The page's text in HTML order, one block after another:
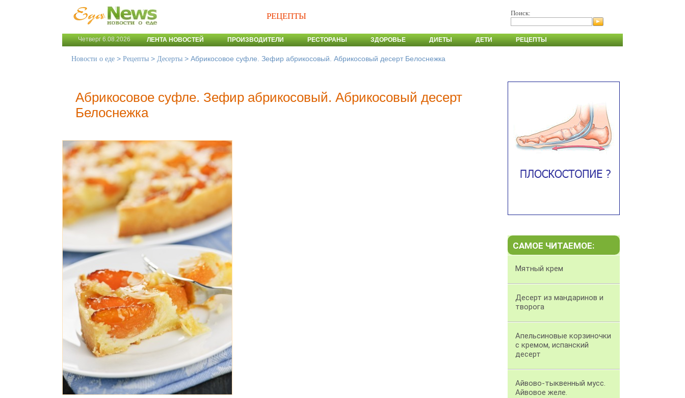
РЕЦЕПТЫ Поиск:
Четверг 6.08.2026 ЛЕНТА НОВОСТЕЙ ПРОИЗВОДИТЕЛИ РЕСТОРАНЫ ЗДОРОВЬЕ ДИЕТЫ ДЕТИ РЕЦЕПТЫ
Новости о еде > Рецепты > Десерты > Абрикосовое суфле. Зефир абрикосовый. Абрикосовый десерт Белоснежка
Абрикосовое суфле. Зефир абрикосовый. Абрикосовый десерт
Белоснежка
САМОЕ ЧИТАЕМОЕ:
Мятный крем
Десерт из мандаринов и
творога
Апельсиновые корзиночки
с кремом, испанский
десерт
Айвово-тыквенный мусс.
Айвовое желе.